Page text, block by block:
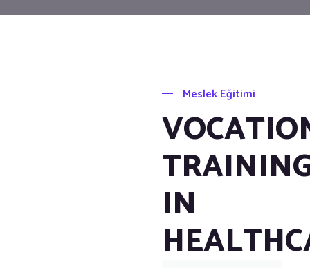
Meslek Eğitimi
IN